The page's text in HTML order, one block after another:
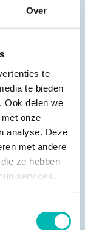
Over
te
te bieden
Ook delen we
onze
analyse. Deze
met andere
ze hebben
services.
concrete
unaniem
doelen te
en het
overweging
en
de
stappen